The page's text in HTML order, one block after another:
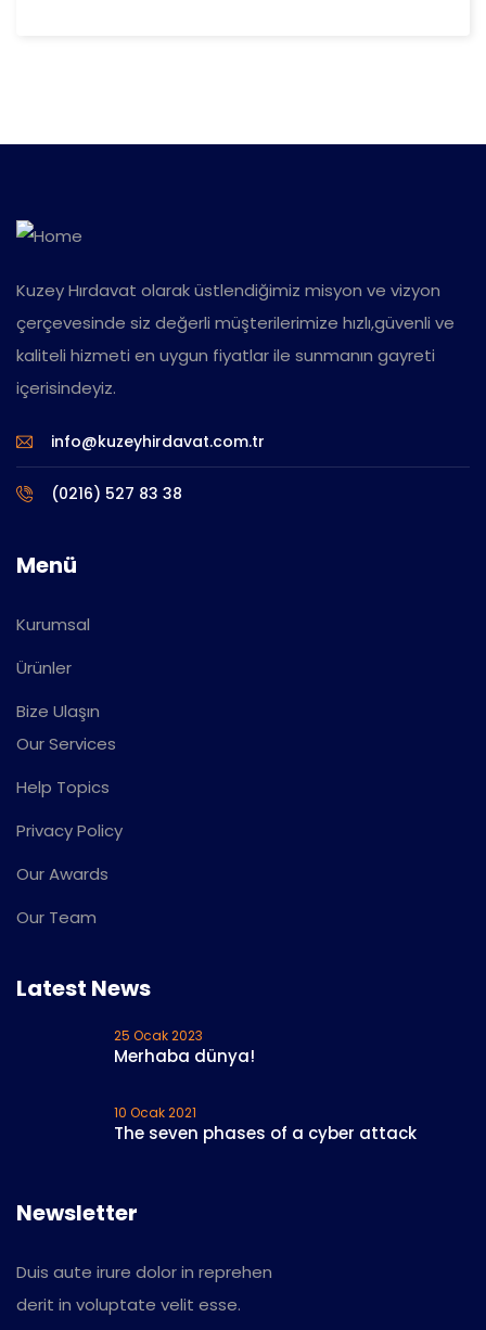
Kuzey Hırdavat olarak üstlendiğimiz misyon ve vizyon
çerçevesinde siz değerli müşterilerimize hızlı,güvenli ve
kaliteli hizmeti en uygun fiyatlar ile sunmanın gayreti
içerisindeyiz.
info@kuzeyhirdavat.com.tr
(0216) 527 83 38
Menü
Kurumsal
Ürünler
Bize Ulaşın
Our Services
Help Topics
Privacy Policy
Our Awards
Our Team
Latest News
25 Ocak 2023
Merhaba dünya!
10 Ocak 2021
The seven phases of a cyber attack
Newsletter
Duis aute irure dolor in reprehen
derit in voluptate velit esse.